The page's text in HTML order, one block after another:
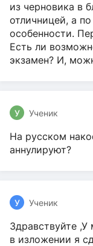
из черновика в
отличницей, а
особенности.
Есть ли
экзамен? И,
У Ученик
На русском
аннулируют?
У Ученик
Здравствуйте
в изложении я